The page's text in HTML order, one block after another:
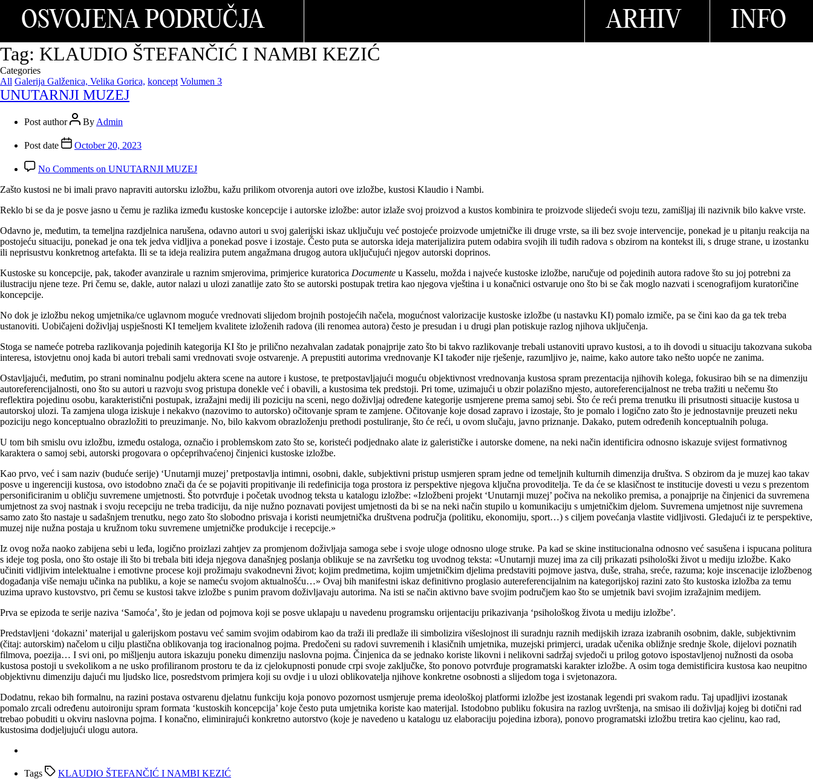
OSVOJENA PODRUČJA ARHIV INFO
Tag: KLAUDIO ŠTEFANČIĆ I NAMBI KEZIĆ
Categories
All Galerija Galženica, Velika Gorica, koncept Volumen 3
UNUTARNJI MUZEJ
Post author By Admin
Post date October 20, 2023
No Comments on UNUTARNJI MUZEJ
Zašto kustosi ne bi imali pravo napraviti autorsku izložbu, kažu prilikom otvorenja autori ove izložbe, kustosi Klaudio i Nambi.
Reklo bi se da je posve jasno u čemu je razlika između kustoske koncepcije i autorske izložbe: autor izlaže svoj proizvod a kustos kombinira te proizvode slijedeći svoju tezu, zamišljaj ili nazivnik bilo kakve vrste.
Odavno je, međutim, ta temeljna razdjelnica narušena, odavno autori u svoj galerijski iskaz uključuju već postojeće proizvode umjetničke ili druge vrste, sa ili bez svoje intervencije, ponekad je u pitanju reakcija na
postojeću situaciju, ponekad je ona tek jedva vidljiva a ponekad posve i izostaje. Često puta se autorska ideja materijalizira putem odabira svojih ili tuđih radova s obzirom na kontekst ili, s druge strane, u izostanku
ili neprisustvu konkretnog artefakta. Ili se ta ideja realizira putem angažmana drugog autora uključujući njegov autorski doprinos.
Kustoske su koncepcije, pak, također avanzirale u raznim smjerovima, primjerice kuratorica Documente u Kasselu, možda i najveće kustoske izložbe, naručuje od pojedinih autora radove što su joj potrebni za
ilustraciju njene teze. Pri čemu se, dakle, autor nalazi u ulozi zanatlije zato što se autorski postupak tretira kao njegova vještina i u konačnici ostvaruje ono što bi se čak moglo nazvati i scenografijom kuratoričine
koncepcije.
No dok je izložbu nekog umjetnika/ce uglavnom moguće vrednovati slijedom brojnih postojećih načela, mogućnost valorizacije kustoske izložbe (u nastavku KI) pomalo izmiče, pa se čini kao da ga tek treba
ustanoviti. Uobičajeni doživljaj uspješnosti KI temeljem kvalitete izloženih radova (ili renomea autora) često je presudan i u drugi plan potiskuje razlog njihova uključenja.
Stoga se nameće potreba razlikovanja pojedinih kategorija KI što je prilično nezahvalan zadatak ponajprije zato što bi takvo razlikovanje trebali ustanoviti upravo kustosi, a to ih dovodi u situaciju takozvana sukoba
interesa, istovjetnu onoj kada bi autori trebali sami vrednovati svoje ostvarenje. A prepustiti autorima vrednovanje KI također nije rješenje, razumljivo je, naime, kako autore tako nešto uopće ne zanima.
Ostavljajući, međutim, po strani nominalnu podjelu aktera scene na autore i kustose, te pretpostavljajući moguću objektivnost vrednovanja kustosa spram prezentacija njihovih kolega, fokusirao bih se na dimenziju
autoreferencijalnosti, ono što su autori u razvoju svog pristupa donekle već i obavili, a kustosima tek predstoji. Pri tome, uzimajući u obzir polazišno mjesto, autoreferencijalnost ne treba tražiti u nečemu što
reflektira pojedinu osobu, karakteristični postupak, izražajni medij ili poziciju na sceni, nego doživljaj određene kategorije usmjerene prema samoj sebi. Što će reći prema trenutku ili prisutnosti situacije kustosa u
autorskoj ulozi. Ta zamjena uloga iziskuje i nekakvo (nazovimo to autorsko) očitovanje spram te zamjene. Očitovanje koje dosad zapravo i izostaje, što je pomalo i logično zato što je jednostavnije preuzeti neku
poziciju nego konceptualno obrazložiti to preuzimanje. No, bilo kakvom obrazloženju prethodi postuliranje, što će reći, u ovom slučaju, javno priznanje. Dakako, putem određenih konceptualnih poluga.
U tom bih smislu ovu izložbu, između ostaloga, označio i problemskom zato što se, koristeći podjednako alate iz galerističke i autorske domene, na neki način identificira odnosno iskazuje svijest formativnog
karaktera o samoj sebi, autorski progovara o općeprihvaćenoj činjenici kustoske izložbe.
Kao prvo, već i sam naziv (buduće serije) ‘Unutarnji muzej’ pretpostavlja intimni, osobni, dakle, subjektivni pristup usmjeren spram jedne od temeljnih kulturnih dimenzija društva. S obzirom da je muzej kao takav
posve u ingerenciji kustosa, ovo istodobno znači da će se pojaviti propitivanje ili redefinicija toga prostora iz perspektive njegova ključna provoditelja. Te da će se klasičnost te institucije dovesti u vezu s prezentom
personificiranim u obličju suvremene umjetnosti. Što potvrđuje i početak uvodnog teksta u katalogu izložbe: «Izložbeni projekt ‘Unutarnji muzej’ počiva na nekoliko premisa, a ponajprije na činjenici da suvremena
umjetnost za svoj nastnak i svoju recepciju ne treba tradiciju, da nije nužno poznavati povijest umjetnosti da bi se na neki način stupilo u komunikaciju s umjetničkim djelom. Suvremena umjetnost nije suvremena
samo zato što nastaje u sadašnjem trenutku, nego zato što slobodno prisvaja i koristi neumjetnička društvena područja (politiku, ekonomiju, sport…) s ciljem povećanja vlastite vidljivosti. Gledajući iz te perspektive,
muzej nije nužna postaja u kružnom toku suvremene umjetničke produkcije i recepcije.»
Iz ovog noža naoko zabijena sebi u leđa, logično proizlazi zahtjev za promjenom doživljaja samoga sebe i svoje uloge odnosno uloge struke. Pa kad se skine institucionalna odnosno već sasušena i ispucana politura
s ideje tog posla, ono što ostaje ili što bi trebala biti ideja njegova današnjeg poslanja oblikuje se na završetku tog uvodnog teksta: «Unutarnji muzej ima za cilj prikazati psihološki život u mediju izložbe. Kako
učiniti vidljivim intelektualne i emotivne procese koji prožimaju svakodnevni život; kojim predmetima, kojim umjetničkim djelima predstaviti pojmove jastva, duše, straha, sreće, razuma; koje inscenacije izložbenog
događanja više nemaju učinka na publiku, a koje se nameću svojom aktualnošću…» Ovaj bih manifestni iskaz definitivno proglasio autereferencijalnim na kategorijskoj razini zato što kustoska izložba za temu
uzima upravo kustovstvo, pri čemu se kustosi takve izložbe s punim pravom doživljavaju autorima. Na isti se način aktivno bave svojim područjem kao što se umjetnik bavi svojim izražajnim medijem.
Prva se epizoda te serije naziva ‘Samoća’, što je jedan od pojmova koji se posve uklapaju u navedenu programsku orijentaciju prikazivanja ‘psihološkog života u mediju izložbe’.
Predstavljeni ‘dokazni’ materijal u galerijskom postavu već samim svojim odabirom kao da traži ili predlaže ili simbolizira višeslojnost ili suradnju raznih medijskih izraza izabranih osobnim, dakle, subjektivnim
(čitaj: autorskim) načelom u cilju plastična oblikovanja tog iracionalnog pojma. Predočeni su radovi suvremenih i klasičnih umjetnika, muzejski primjerci, uradak učenika obližnje srednje škole, dijelovi poznatih
filmova, poezija… I svi oni, po mišljenju autora iskazuju poneku dimenziju naslovna pojma. Činjenica da se jednako koriste likovni i nelikovni sadržaj svjedoči u prilog gotovo ispostavljenoj nužnosti da osoba
kustosa postoji u svekolikom a ne usko profiliranom prostoru te da iz cjelokupnosti ponude crpi svoje zaključke, što ponovo potvrđuje programatski karakter izložbe. A osim toga demistificira kustosa kao neupitno
objektivnu dimenziju dajući mu ljudsko lice, posredstvom primjera koji su ovdje i u ulozi oblikovatelja njihove konkretne osobnosti a slijedom toga i svjetonazora.
Dodatnu, rekao bih formalnu, na razini postava ostvarenu djelatnu funkciju koja ponovo pozornost usmjeruje prema ideološkoj platformi izložbe jest izostanak legendi pri svakom radu. Taj upadljivi izostanak
pomalo zrcali određenu autoironiju spram formata ‘kustoskih koncepcija’ koje često puta umjetnika koriste kao materijal. Istodobno publiku fokusira na razlog uvrštenja, na smisao ili doživljaj kojeg bi dotični rad
trebao pobuditi u okviru naslovna pojma. I konačno, eliminirajući konkretno autorstvo (koje je navedeno u katalogu uz elaboraciju pojedina izbora), ponovo programatski izložbu tretira kao cjelinu, kao rad,
kustosima dodjeljujući ulogu autora.
Tags KLAUDIO ŠTEFANČIĆ I NAMBI KEZIĆ